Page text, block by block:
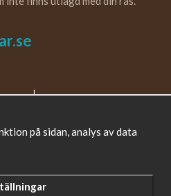
på sidan, analys av data